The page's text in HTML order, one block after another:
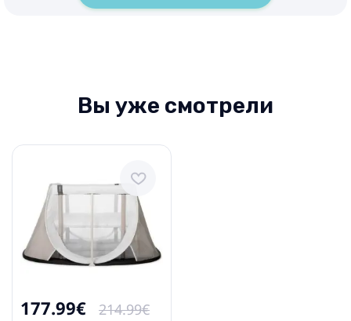
Вы уже смотрели
177.99€ 214.99€